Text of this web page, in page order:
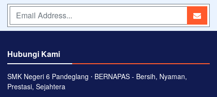
Hubungi Kami
SMK Negeri 6 Pandeglang ⋅ BERNAPAS - Bersih, Nyaman,
Prestasi, Sejahtera